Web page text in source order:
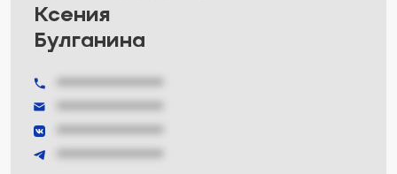
Ксения
Булганина